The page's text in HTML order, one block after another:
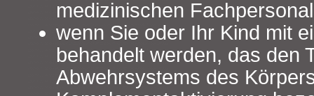
medizinischen
wenn Sie oder Ihr Kind mit
behandelt werden, das den
Abwehrsystems des